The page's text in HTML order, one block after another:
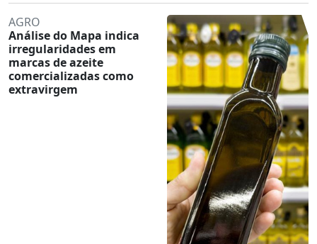
AGRO
Análise do Mapa indica
irregularidades em
marcas de azeite
comercializadas como
extravirgem